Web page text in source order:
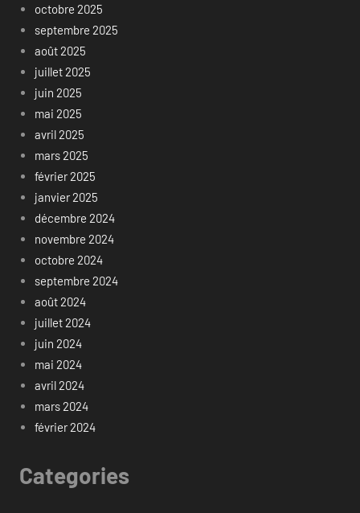
octobre 2025
septembre 2025
août 2025
juillet 2025
juin 2025
mai 2025
avril 2025
mars 2025
février 2025
janvier 2025
décembre 2024
novembre 2024
octobre 2024
septembre 2024
août 2024
juillet 2024
juin 2024
mai 2024
avril 2024
mars 2024
février 2024
Categories